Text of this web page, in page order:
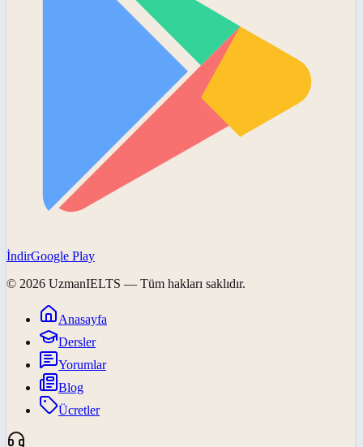
İndirGoogle Play
© 2026 UzmanIELTS — Tüm hakları saklıdır.
Anasayfa
Dersler
Yorumlar
Blog
Ücretler